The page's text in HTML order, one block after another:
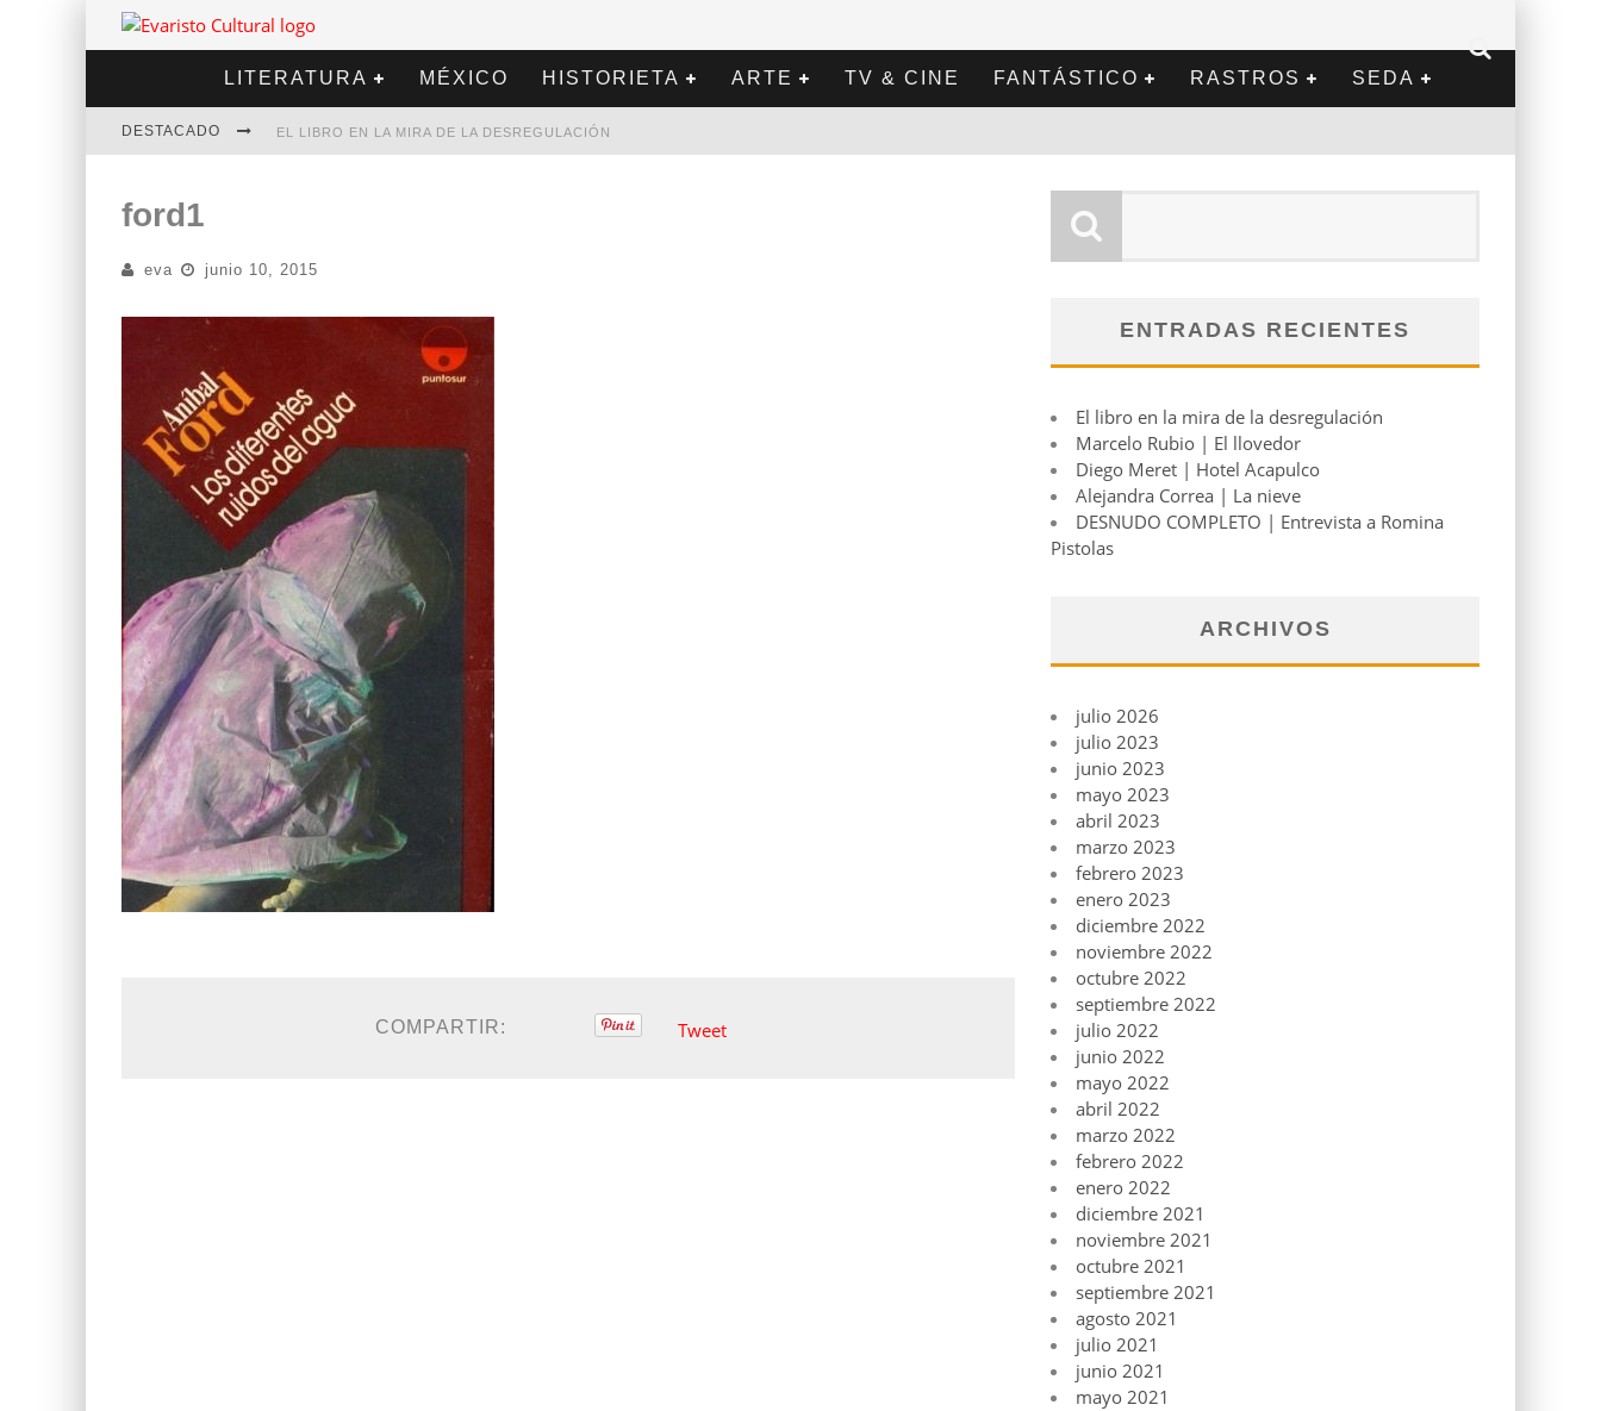
LITERATURA MÉXICO HISTORIETA ARTE TV & CINE FANTÁSTICO RASTROS SEDA
DESTACADO EL LIBRO EN LA MIRA DE LA DESREGULACIÓN
ALEJANDRA CORREA | LA NIEVE
ford1
eva junio 10, 2015
COMPARTIR: Tweet
ENTRADAS RECIENTES
El libro en la mira de la desregulación
Marcelo Rubio | El llovedor
Diego Meret | Hotel Acapulco
Alejandra Correa | La nieve
DESNUDO COMPLETO | Entrevista a Romina
Pistolas
ARCHIVOS
julio 2026
julio 2023
junio 2023
mayo 2023
abril 2023
marzo 2023
febrero 2023
enero 2023
diciembre 2022
noviembre 2022
octubre 2022
septiembre 2022
julio 2022
junio 2022
mayo 2022
abril 2022
marzo 2022
febrero 2022
enero 2022
diciembre 2021
noviembre 2021
octubre 2021
septiembre 2021
agosto 2021
julio 2021
junio 2021
mayo 2021